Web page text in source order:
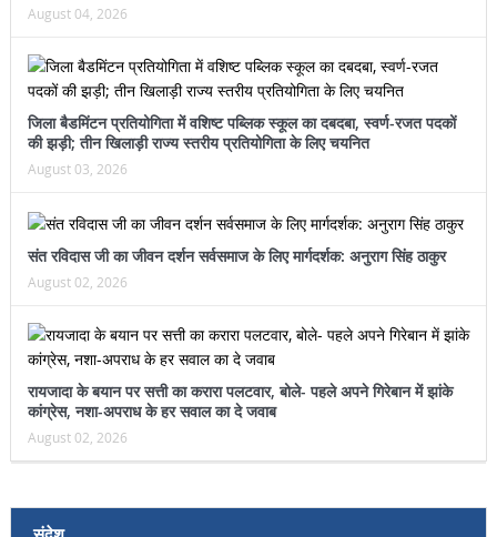
August 04, 2026
जिला बैडमिंटन प्रतियोगिता में वशिष्ट पब्लिक स्कूल का दबदबा, स्वर्ण-रजत पदकों
की झड़ी; तीन खिलाड़ी राज्य स्तरीय प्रतियोगिता के लिए चयनित
August 03, 2026
संत रविदास जी का जीवन दर्शन सर्वसमाज के लिए मार्गदर्शक: अनुराग सिंह ठाकुर
August 02, 2026
रायजादा के बयान पर सत्ती का करारा पलटवार, बोले- पहले अपने गिरेबान में झांके
कांग्रेस, नशा-अपराध के हर सवाल का दे जवाब
August 02, 2026